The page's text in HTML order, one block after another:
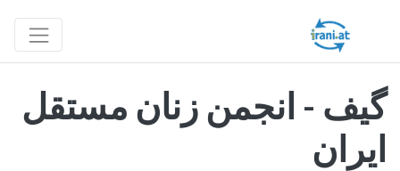
گیف - انجمن زنان مستقل
ایران